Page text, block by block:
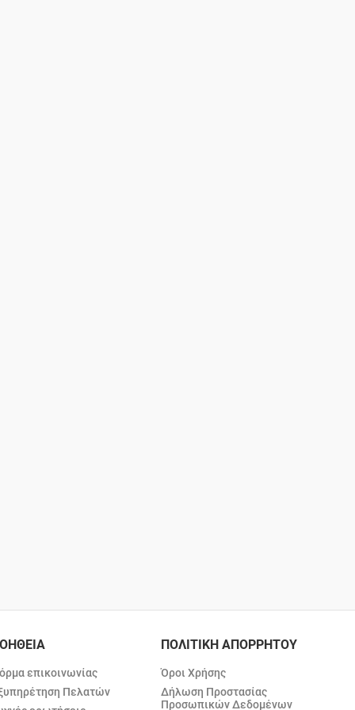
επικοινωνίας
Πελατών
ΠΟΛΙΤΙΚΗ ΑΠΟΡΡΗΤΟΥ
Όροι Χρήσης
Δήλωση Προστασίας
Προσωπικών Δεδομένων